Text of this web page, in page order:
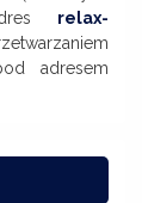
relax-
adresem